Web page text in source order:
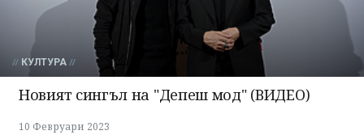
КУЛТУРА
Новият сингъл на "Депеш мод" (ВИДЕО)
10 Февруари 2023